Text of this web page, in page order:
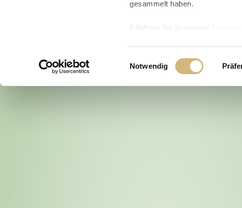
gesammelt haben.
Erfahren Sie in unserer
Einwilligungsauswahl
Notwendig